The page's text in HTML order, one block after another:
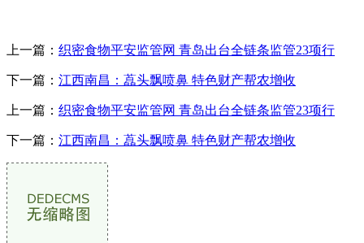
上一篇： 织密食物平安监管网 青岛出台全链条监管23项行
下一篇： 江西南昌：藠头飘喷鼻 特色财产帮农增收
上一篇： 织密食物平安监管网 青岛出台全链条监管23项行
下一篇： 江西南昌：藠头飘喷鼻 特色财产帮农增收